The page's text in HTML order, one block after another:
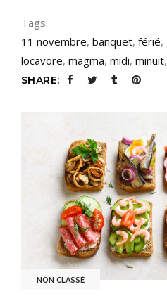
Tags:
11 novembre, banquet, férié,
locavore, magma, midi, minuit,
SHARE:
NON CLASSÉ